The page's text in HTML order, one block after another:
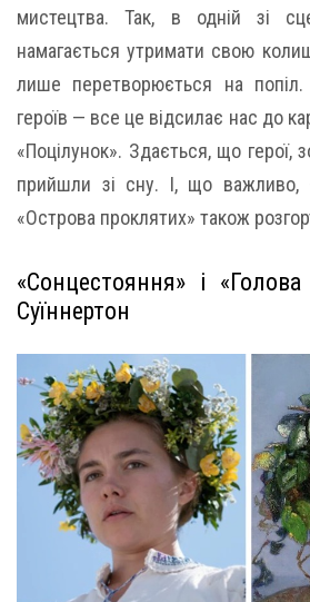
мистецтва. Так, в одній зі
намагається утримати свою
лише перетворюється на попіл.
героїв — все це відсилає нас до
«Поцілунок». Здається, що герої,
прийшли зі сну. І, що
«Острова проклятих» також
«Сонцестояння» і
Суїннертон